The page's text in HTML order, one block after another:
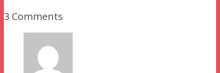
3 Comments